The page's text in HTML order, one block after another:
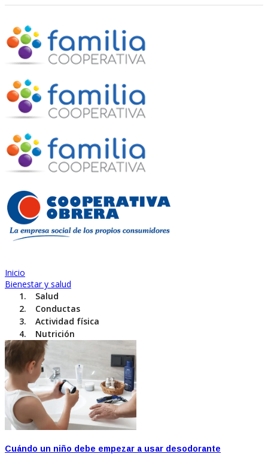
Inicio
Bienestar y salud
Salud
Conductas
Actividad física
Nutrición
Cuándo un niño debe empezar a usar desodorante